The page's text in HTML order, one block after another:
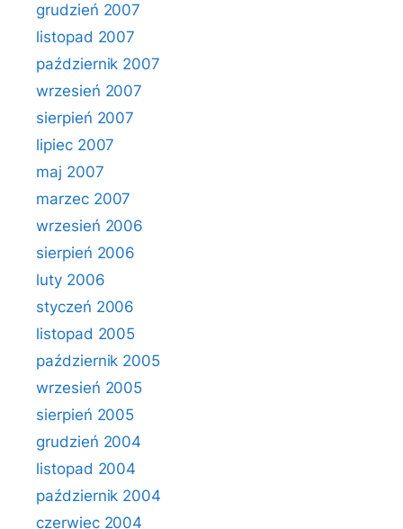
grudzień 2007
listopad 2007
październik 2007
wrzesień 2007
sierpień 2007
lipiec 2007
maj 2007
marzec 2007
wrzesień 2006
sierpień 2006
luty 2006
styczeń 2006
listopad 2005
październik 2005
wrzesień 2005
sierpień 2005
grudzień 2004
listopad 2004
październik 2004
czerwiec 2004